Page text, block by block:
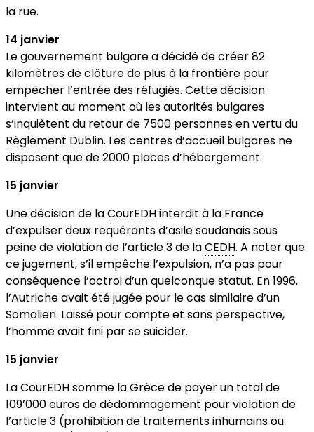
la rue.
14 janvier
Le gouvernement bulgare a décidé de créer 82
kilomètres de clôture de plus à la frontière pour
empêcher l’entrée des réfugiés. Cette décision
intervient au moment où les autorités bulgares
s’inquiètent du retour de 7500 personnes en vertu du
Règlement Dublin. Les centres d’accueil bulgares ne
disposent que de 2000 places d’hébergement.
15 janvier
Une décision de laCourEDHinterdit à la France
d’expulser deux requérants d’asile soudanais sous
peine de violation de l’article 3 de laCEDH. A noter que
ce jugement, s’il empêche l’expulsion, n’a pas pour
conséquence l’octroi d’un quelconque statut. En 1996,
l’Autriche avait été jugée pour le cas similaire d’un
Somalien. Laissé pour compte et sans perspective,
l’homme avait fini par se suicider.
15 janvier
La CourEDH somme la Grèce de payer un total de
109’000 euros de dédommagement pour violation de
l’article 3 (prohibition de traitements inhumains ou